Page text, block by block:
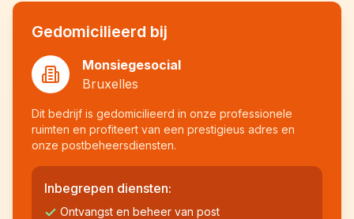
Gedomicilieerd bij
Monsiegesocial
Bruxelles
Dit bedrijf is gedomicilieerd in onze professionele
ruimten en profiteert van een prestigieus adres en
onze postbeheersdiensten.
Inbegrepen diensten:
Ontvangst en beheer van post